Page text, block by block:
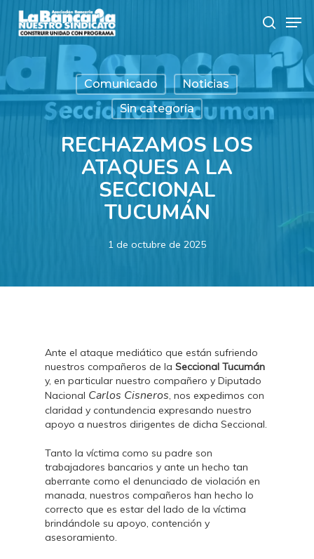
main
search
Comunicado
Noticias
Sin categoría
RECHAZAMOS LOS
ATAQUES A LA
SECCIONAL
TUCUMÁN
1 de octubre de 2025
Ante el ataque mediático que están sufriendo
nuestros compañeros de la Seccional Tucumán
y, en particular nuestro compañero y Diputado
Nacional Carlos Cisneros, nos expedimos con
claridad y contundencia expresando nuestro
apoyo a nuestros dirigentes de dicha Seccional.
Tanto la víctima como su padre son
trabajadores bancarios y ante un hecho tan
aberrante como el denunciado de violación en
manada, nuestros compañeros han hecho lo
correcto que es estar del lado de la víctima
brindándole su apoyo, contención y
asesoramiento.